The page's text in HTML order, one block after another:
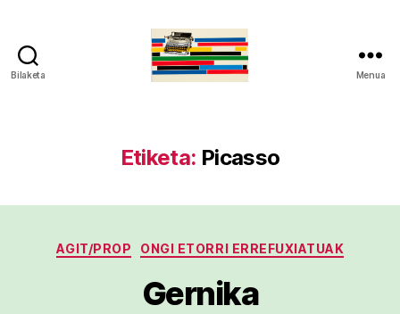
Bilaketa Menua
Etiketa: Picasso
Kategoriak
AGIT/PROP ONGI ETORRI ERREFUXIATUAK
Gernika